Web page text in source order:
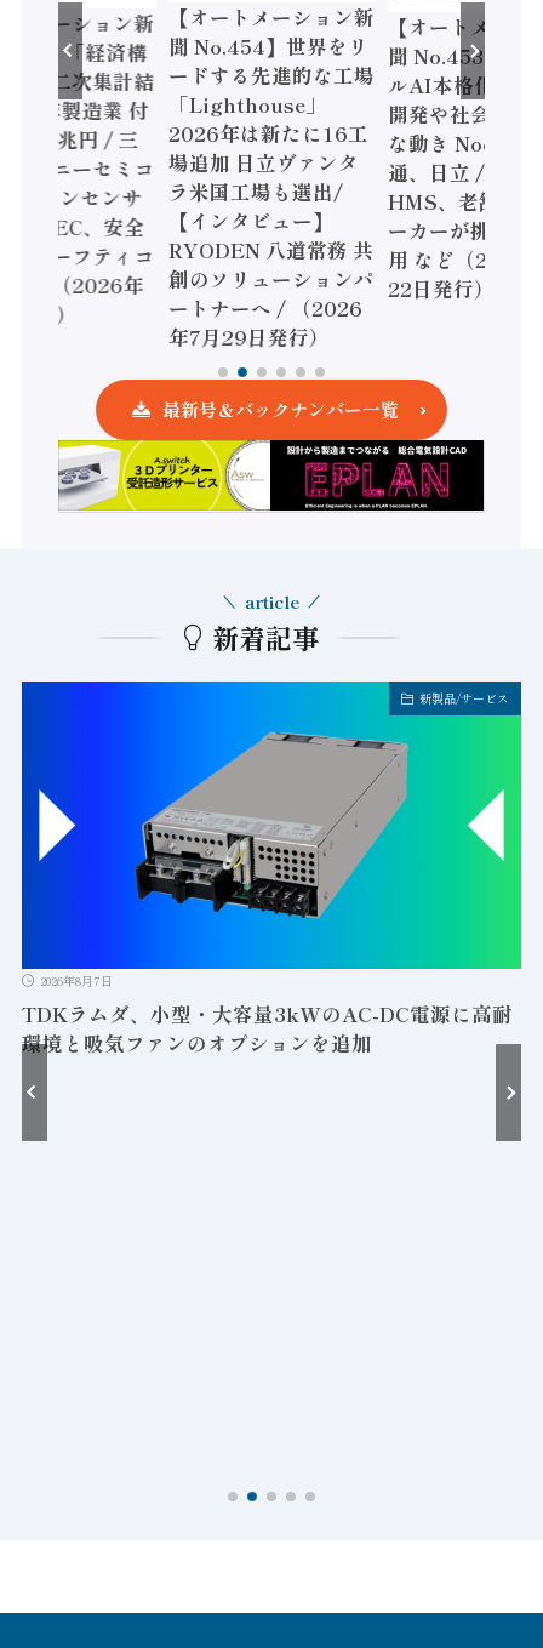
トメーション新
】「経済構
調査二次集計結
年製造業 付
額86兆円 / 三
とソニーセミコ
ジョンセンサ
/ IDEC、安全
すセーフティコ
ーラ（2026年
発行）
【オートメーション新
聞 No.454】世界をリ
ードする先進的な工場
「Lighthouse」
2026年は新たに16工
場追加 日立ヴァンタ
ラ米国工場も選出/
【インタビュー】
RYODEN 八道常務 共
創のソリューションパ
ートナーへ / （2026
年7月29日発行）
【オートメーシ
聞 No.453】フ
ルAI本格化へ
開発や社会実装
な動き Noetra
通、日立 / 兵神
HMS、老舗ポ
ーカーが挑むデ
用 など（2026
22日発行）
最新号＆バックナンバー一覧
新着記事
article
新製品/サービス
2026年8月7日
TDKラムダ、小型・大容量3kWのAC-DC電源に高耐
環境と吸気ファンのオプションを追加